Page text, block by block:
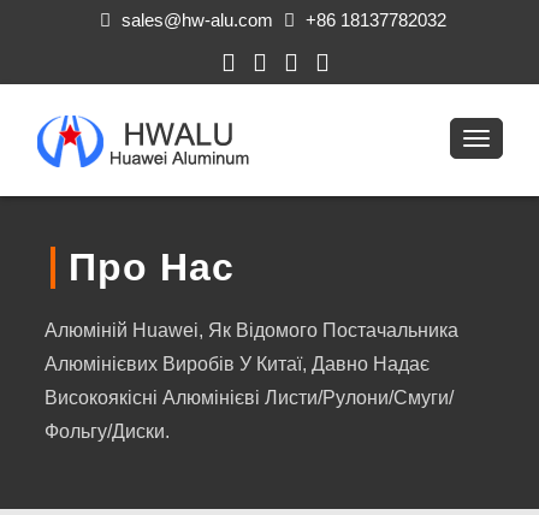
sales@hw-alu.com +86 18137782032
Про Нас
Алюміній Huawei, Як Відомого Постачальника
Алюмінієвих Виробів У Китаї, Давно Надає
Високоякісні Алюмінієві Листи/рулони/смуги/
Фольгу/диски.